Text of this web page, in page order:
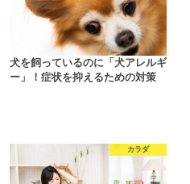
犬を飼っているのに「犬アレルギ
ー」！症状を抑えるための対策
カラダ